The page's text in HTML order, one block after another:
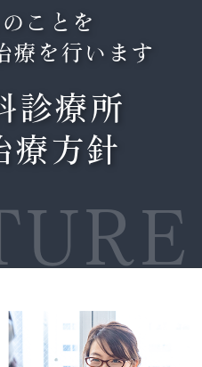
、スムーズにご案内
土)、4/22(水)、
となりますのでよ
間変更のお知らせ
理解の程よろしくお
ことを
療を行います
診療所
療方針